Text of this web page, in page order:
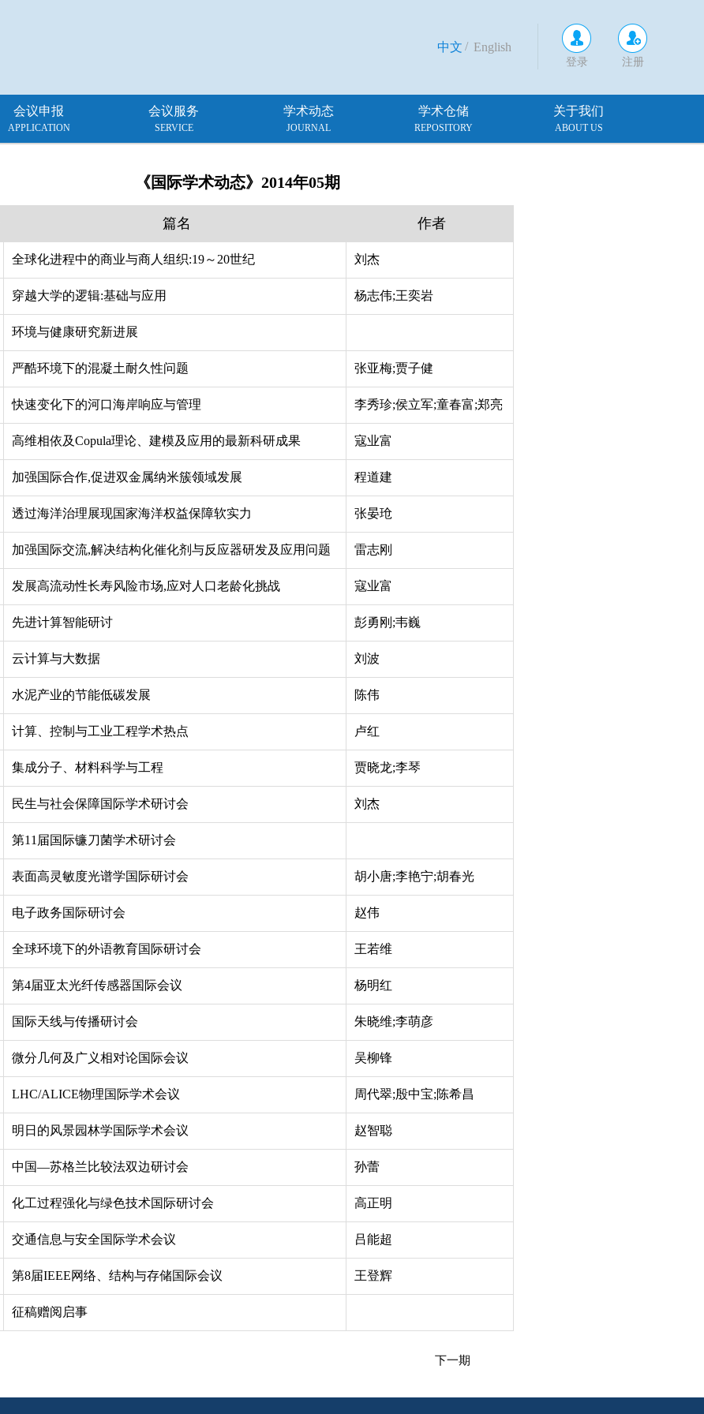
中文 / English
登录 注册
会议申报
APPLICATION
会议服务
SERVICE
学术动态
JOURNAL
学术仓储
REPOSITORY
关于我们
ABOUT US
《国际学术动态》2014年05期
篇名 作者
全球化进程中的商业与商人组织:19～20世纪 刘杰
穿越大学的逻辑:基础与应用 杨志伟;王奕岩
环境与健康研究新进展
严酷环境下的混凝土耐久性问题 张亚梅;贾子健
快速变化下的河口海岸响应与管理 李秀珍;侯立军;童春富;郑亮
高维相依及Copula理论、建模及应用的最新科研成果 寇业富
加强国际合作,促进双金属纳米簇领域发展 程道建
透过海洋治理展现国家海洋权益保障软实力 张晏玱
加强国际交流,解决结构化催化剂与反应器研发及应用问题 雷志刚
发展高流动性长寿风险市场,应对人口老龄化挑战 寇业富
先进计算智能研讨 彭勇刚;韦巍
云计算与大数据 刘波
水泥产业的节能低碳发展 陈伟
计算、控制与工业工程学术热点 卢红
集成分子、材料科学与工程 贾晓龙;李琴
民生与社会保障国际学术研讨会 刘杰
第11届国际镰刀菌学术研讨会
表面高灵敏度光谱学国际研讨会 胡小唐;李艳宁;胡春光
电子政务国际研讨会 赵伟
全球环境下的外语教育国际研讨会 王若维
第4届亚太光纤传感器国际会议 杨明红
国际天线与传播研讨会 朱晓维;李萌彦
微分几何及广义相对论国际会议 吴柳锋
LHC/ALICE物理国际学术会议 周代翠;殷中宝;陈希昌
明日的风景园林学国际学术会议 赵智聪
中国—苏格兰比较法双边研讨会 孙蕾
化工过程强化与绿色技术国际研讨会 高正明
交通信息与安全国际学术会议 吕能超
第8届IEEE网络、结构与存储国际会议 王登辉
征稿赠阅启事
下一期